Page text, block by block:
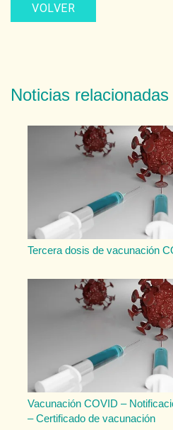
VOLVER
Noticias relacionadas
Tercera dosis de vacunación
Vacunación COVID –
– Certificado de vacunación